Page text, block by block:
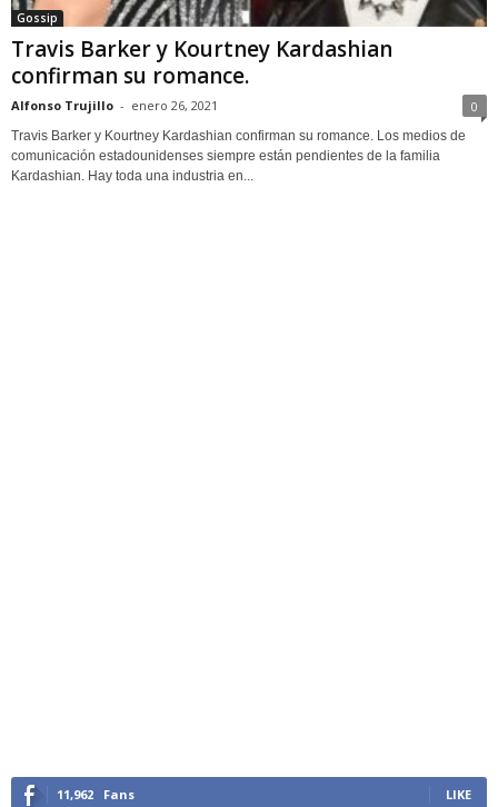
Gossip
Travis Barker y Kourtney Kardashian
confirman su romance.
Alfonso Trujillo - enero 26, 2021 0
Travis Barker y Kourtney Kardashian confirman su romance. Los medios de
comunicación estadounidenses siempre están pendientes de la familia
Kardashian. Hay toda una industria en...
11,962 Fans LIKE